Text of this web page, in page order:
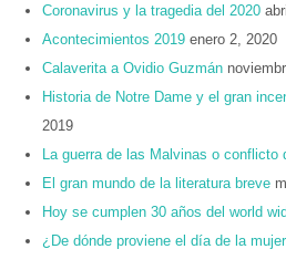
Coronavirus y la tragedia del 2020
Acontecimientos 2019 enero 2, 2020
Calaverita a Ovidio Guzmán
Historia de Notre Dame y el gran
2019
La guerra de las Malvinas o conflicto
El gran mundo de la literatura breve
Hoy se cumplen 30 años del world
¿De dónde proviene el día de la